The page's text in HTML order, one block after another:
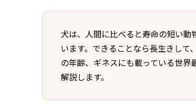
犬は、人間に比べると寿命の短い動
います。できることなら長生きし
の年齢、ギネスにも載っている世
解説します。